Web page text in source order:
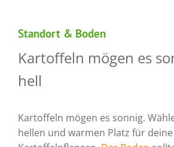
Standort & Boden
Kartoffeln mögen es
hell
Kartoffeln mögen es sonnig.
hellen und warmen Platz für deine